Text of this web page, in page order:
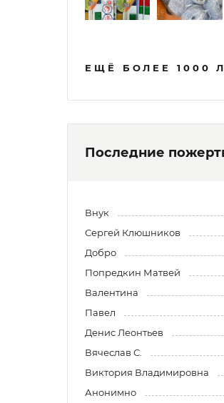
ЕЩЁ БОЛЕЕ 1000
Последние
Внук
Сергей Клюшников
Добро
Попредкин Матвей
Валентина
Павел
Денис Леонтьев
Вячеслав С.
Виктория Владимировна
Анонимно